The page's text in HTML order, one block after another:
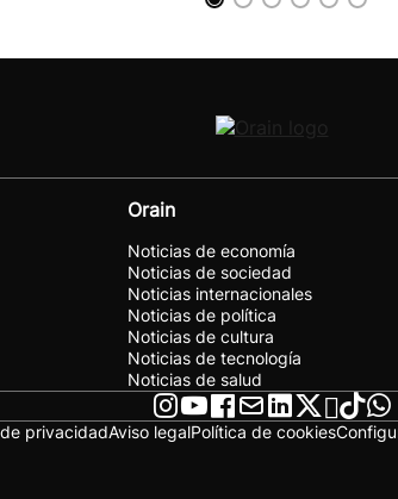
Orain
Noticias de economía
Noticias de sociedad
Noticias internacionales
Noticias de política
Noticias de cultura
Noticias de tecnología
Noticias de salud
privacidadAviso legalPolítica de cookies